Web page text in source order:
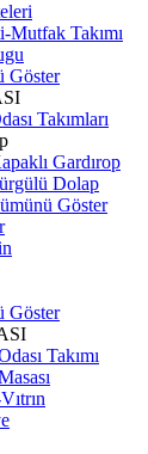
Mutfak Takımı
Göster
Takımları
Gardırop
Dolap
Göster
Göster
Takımı